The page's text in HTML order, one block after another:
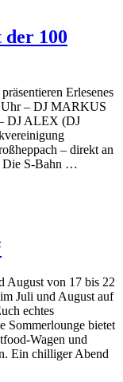
der 100
Erlesenes
Uhr – DJ MARKUS
DJ ALEX (DJ
– direkt an
Die S-Bahn …
August von 17 bis 22
Juli und August auf
echtes
Sommerlounge bietet
Wagen und
Ein chilliger Abend